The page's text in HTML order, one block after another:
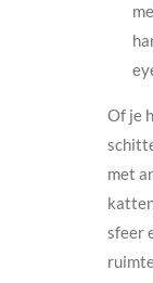
Of je
met
sfeer